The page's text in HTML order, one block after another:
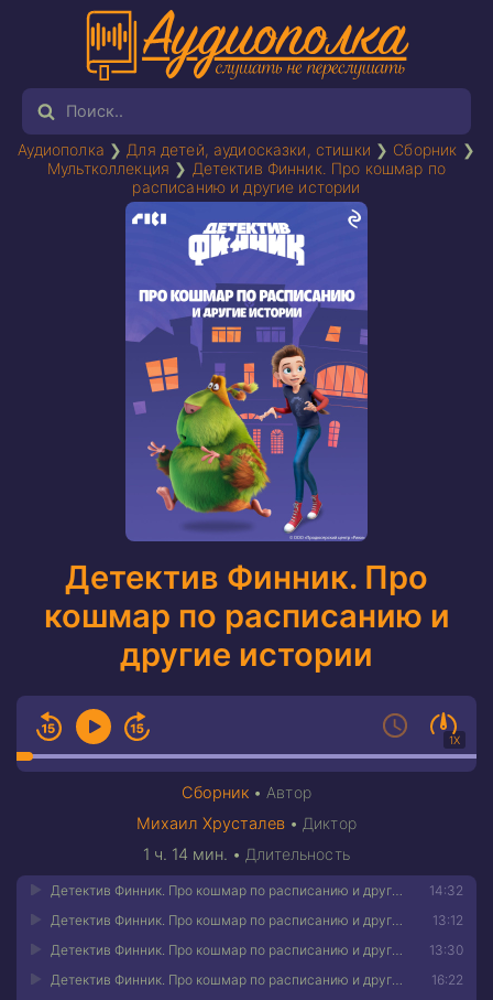
Аудиополка ❯ Для детей, аудиосказки, стишки ❯ Сборник ❯
Мультколлекция ❯ Детектив Финник. Про кошмар по
расписанию и другие истории
Детектив Финник. Про
кошмар по расписанию и
другие истории
1X
Сборник •Автор
Михаил Хрусталев •Диктор
1 ч. 14 мин. •Длительность
14:32
Детектив Финник. Про кошмар по расписанию и другие истории 01
13:12
Детектив Финник. Про кошмар по расписанию и другие истории 02
13:30
Детектив Финник. Про кошмар по расписанию и другие истории 03
16:22
Детектив Финник. Про кошмар по расписанию и другие истории 04